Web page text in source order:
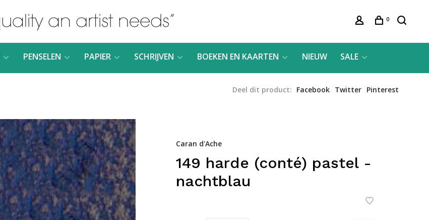
0
PENSELEN PAPIER SCHRIJVEN BOEKEN EN KAARTEN NIEUW SALE
Deel dit product: Facebook Twitter Pinterest
Caran d'Ache
149 harde (conté) pastel -
nachtblau